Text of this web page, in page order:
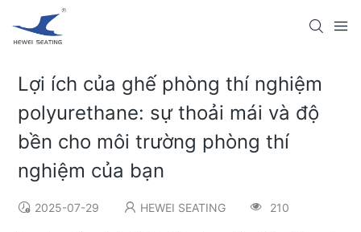
Lợi ích của ghế phòng thí nghiệm
polyurethane: sự thoải mái và độ
bền cho môi trường phòng thí
nghiệm của bạn
2025-07-29 HEWEI SEATING 210